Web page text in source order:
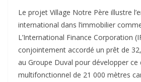
Le projet Village Notre Père illustre
international dans l’immobilier
L’International Finance Corporation
conjointement accordé un prêt de
au Groupe Duval pour développer ce
multifonctionnel de 21 000 mètres